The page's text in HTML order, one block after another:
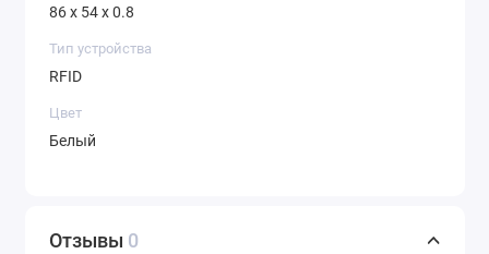
86 x 54 x 0.8
Тип устройства
RFID
Цвет
Белый
Отзывы 0